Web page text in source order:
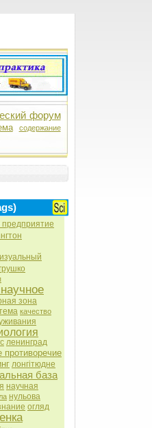
форум
содержание
предприятие
зона
качество
ленинград
противоречие
лонгітюдне
база
научная
нульова
огляд